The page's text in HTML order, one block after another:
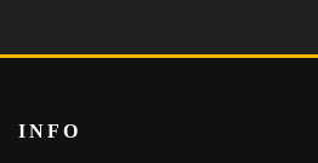
INFO